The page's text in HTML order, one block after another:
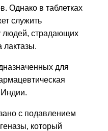
Однако в таблетках
служить
людей, страдающих
лактазы.
для
Индии.
с подавлением
который